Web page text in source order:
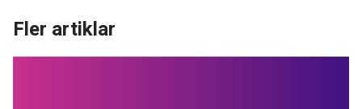
Fler artiklar